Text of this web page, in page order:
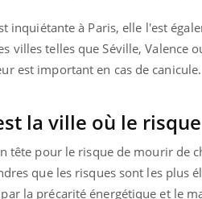
inquiétante à Paris, elle l'est
villes telles que Séville, Valence
est important en cas de canicule.
la ville où le
tête pour le risque de mourir de
que les risques sont les plus
la précarité énergétique et le